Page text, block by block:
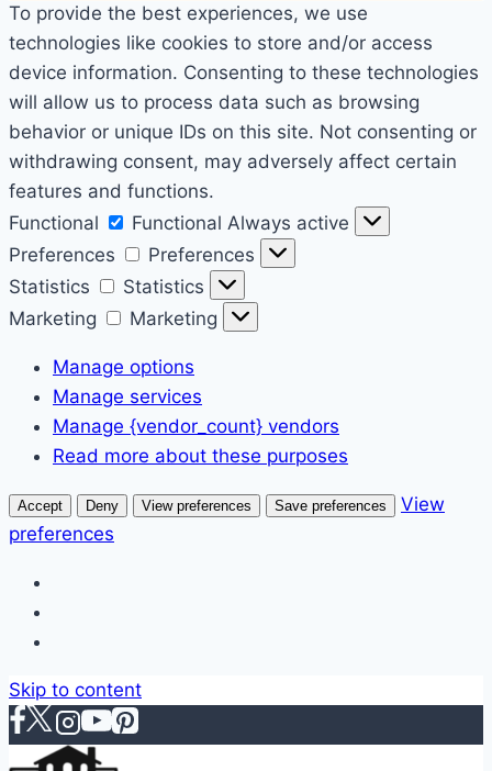
To provide the best experiences, we use
technologies like cookies to store and/or access
device information. Consenting to these technologies
will allow us to process data such as browsing
behavior or unique IDs on this site. Not consenting or
withdrawing consent, may adversely affect certain
features and functions.
Functional
Functional Always active
Preferences
Preferences
Statistics
Statistics
Marketing
Marketing
Manage options
Manage services
Manage {vendor_count} vendors
Read more about these purposes
Accept Deny View preferences Save preferences
View
preferences
Skip to content